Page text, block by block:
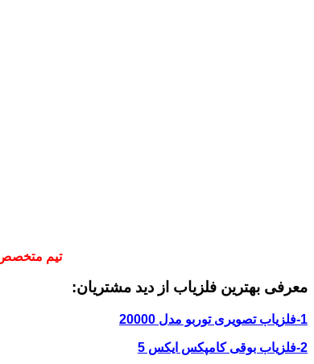
تیم متخصص
معرفی بهترین فلزیاب از دید مشتریان:
1-فلزیاب تصویری توربو مدل 20000
2-فلزیاب بوقی کامپکس ایکس 5